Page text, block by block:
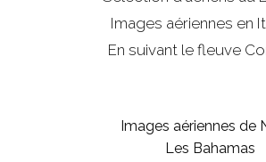
Images aériennes en
En suivant le fleuve
Images aériennes de
Les Bahamas